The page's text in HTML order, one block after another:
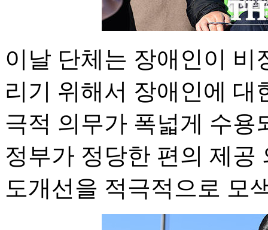
이날 단체는 장애인이
리기 위해서 장애인에 대
극적 의무가 폭넓게 수용
정부가 정당한 편의 제공
도개선을 적극적으로 모